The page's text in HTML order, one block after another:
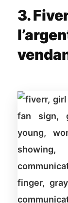
3. Fiverr – Gagner de